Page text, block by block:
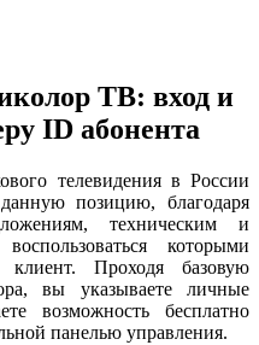
ТВ: вход и
ID абонента
телевидения в России
позицию, благодаря
техническим и
которыми
Проходя базовую
вы указываете личные
возможность бесплатно
панелью управления.